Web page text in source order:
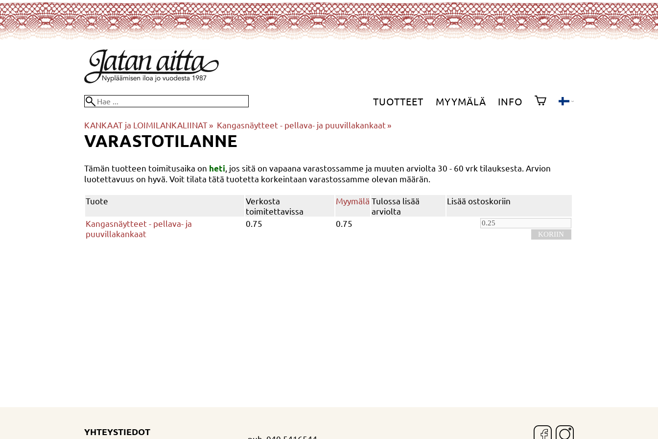
TUOTTEET MYYMÄLÄ INFO
KANKAAT ja LOIMILANKALIINAT‪» Kangasnäytteet - pellava- ja puuvillakankaat ‪»
VARASTOTILANNE
Tämän tuotteen toimitusaika on heti , jos sitä on vapaana varastossamme ja muuten arviolta 30 - 60 vrk tilauksesta. Arvion
luotettavuus on hyvä. Voit tilata tätä tuotetta korkeintaan varastossamme olevan määrän.
Tuote
Verkosta
toimitettavissa
Myymälä Tulossa lisää
arviolta
Lisää ostoskoriin
Kangasnäytteet - pellava- ja
puuvillakankaat
0.75 0.75
YHTEYSTIEDOT